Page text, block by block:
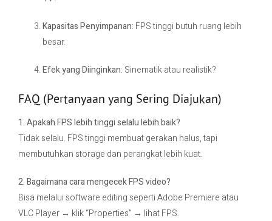
Kapasitas Penyimpanan: FPS tinggi butuh ruang lebih
besar.
Efek yang Diinginkan: Sinematik atau realistik?
FAQ (Pertanyaan yang Sering Diajukan)
1. Apakah FPS lebih tinggi selalu lebih baik?
Tidak selalu. FPS tinggi membuat gerakan halus, tapi
membutuhkan storage dan perangkat lebih kuat.
2. Bagaimana cara mengecek FPS video?
Bisa melalui software editing seperti Adobe Premiere atau
VLC Player → klik “Properties” → lihat FPS.